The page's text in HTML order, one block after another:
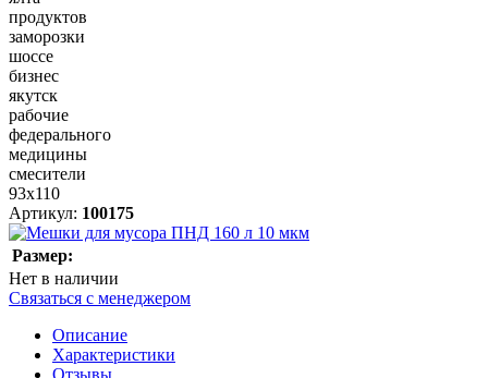
продуктов
заморозки
шоссе
бизнес
якутск
рабочие
федерального
медицины
смесители
93х110
Артикул: 100175
Размер:
Нет в наличии
Связаться с менеджером
Описание
Характеристики
Отзывы